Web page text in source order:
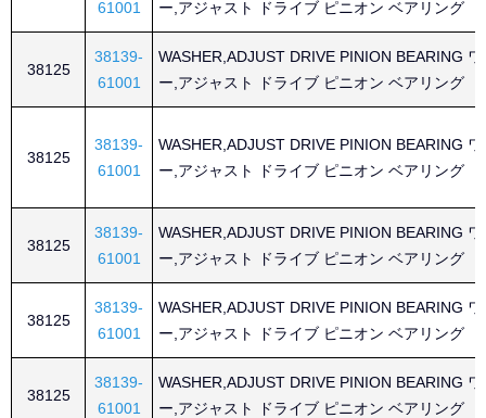
61001 ー,アジャスト ドライブ ピニオン ベアリング
38125
38139-
61001
WASHER,ADJUST DRIVE PINION BEARING
ー,アジャスト ドライブ ピニオン ベアリング
38125
38139-
61001
WASHER,ADJUST DRIVE PINION BEARING
ー,アジャスト ドライブ ピニオン ベアリング
38125
38139-
61001
WASHER,ADJUST DRIVE PINION BEARING
ー,アジャスト ドライブ ピニオン ベアリング
38125
38139-
61001
WASHER,ADJUST DRIVE PINION BEARING
ー,アジャスト ドライブ ピニオン ベアリング
38125
38139-
61001
WASHER,ADJUST DRIVE PINION BEARING
ー,アジャスト ドライブ ピニオン ベアリング